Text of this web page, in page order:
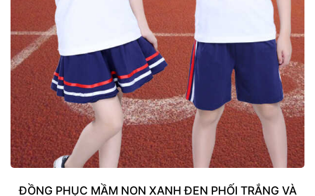
ĐỒNG PHỤC MẦM NON XANH ĐEN PHỐI TRẮNG VÀ